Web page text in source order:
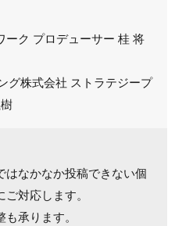
ーク プロデューサー 桂 将
グ株式会社 ストラテジープ
はなかなか投稿できない個
対応します。
承ります。